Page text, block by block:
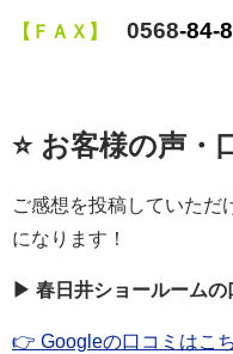
【ＦＡＸ】 0568
⭐ お客様の声・
ご感想を投稿していただ
になります！
▶ 春日井ショールーム
👉 Googleの口コミはこ